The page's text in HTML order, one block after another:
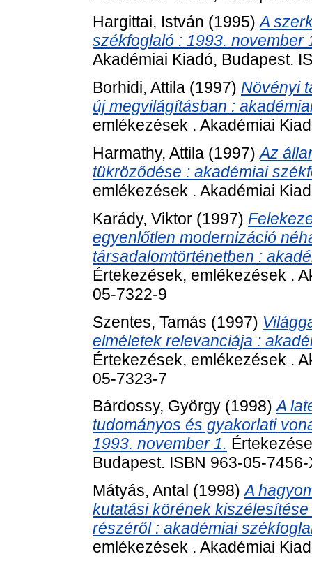
Hargittai, István (1995)A
székfoglaló : 1993. november
Akadémiai Kiadó, Budapest.
Borhidi, Attila (1997) Növényi
új megvilágításban :
emlékezések . Akadémiai
Harmathy, Attila (1997)Az
tükröződése : akadémiai
emlékezések . Akadémiai
Karády, Viktor (1997)
egyenlőtlen modernizáció
társadalomtörténetben :
Értekezések, emlékezések .
05-7322-9
Szentes, Tamás (1997)
elméletek relevanciája :
Értekezések, emlékezések .
05-7323-7
Bárdossy, György (1998)A
tudományos és gyakorlati
1993. november 1.
Budapest. ISBN 963-05-7456-
Mátyás, Antal (1998)A
kutatási körének
részéről : akadémiai
emlékezések . Akadémiai